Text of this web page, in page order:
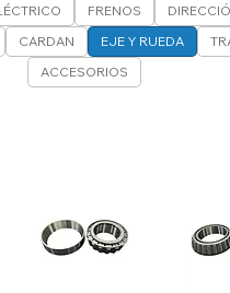
FRENOS
CARDAN EJE Y RUEDA
ACCESORIOS